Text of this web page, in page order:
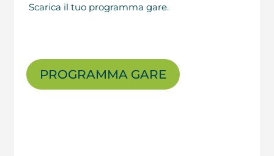
Scarica il tuo programma gare.
PROGRAMMA GARE